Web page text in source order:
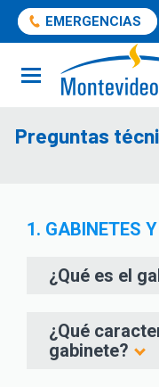
EMERGENCIAS
Preguntas
1. GABINETES
¿Qué es el
¿Qué
gabinete?